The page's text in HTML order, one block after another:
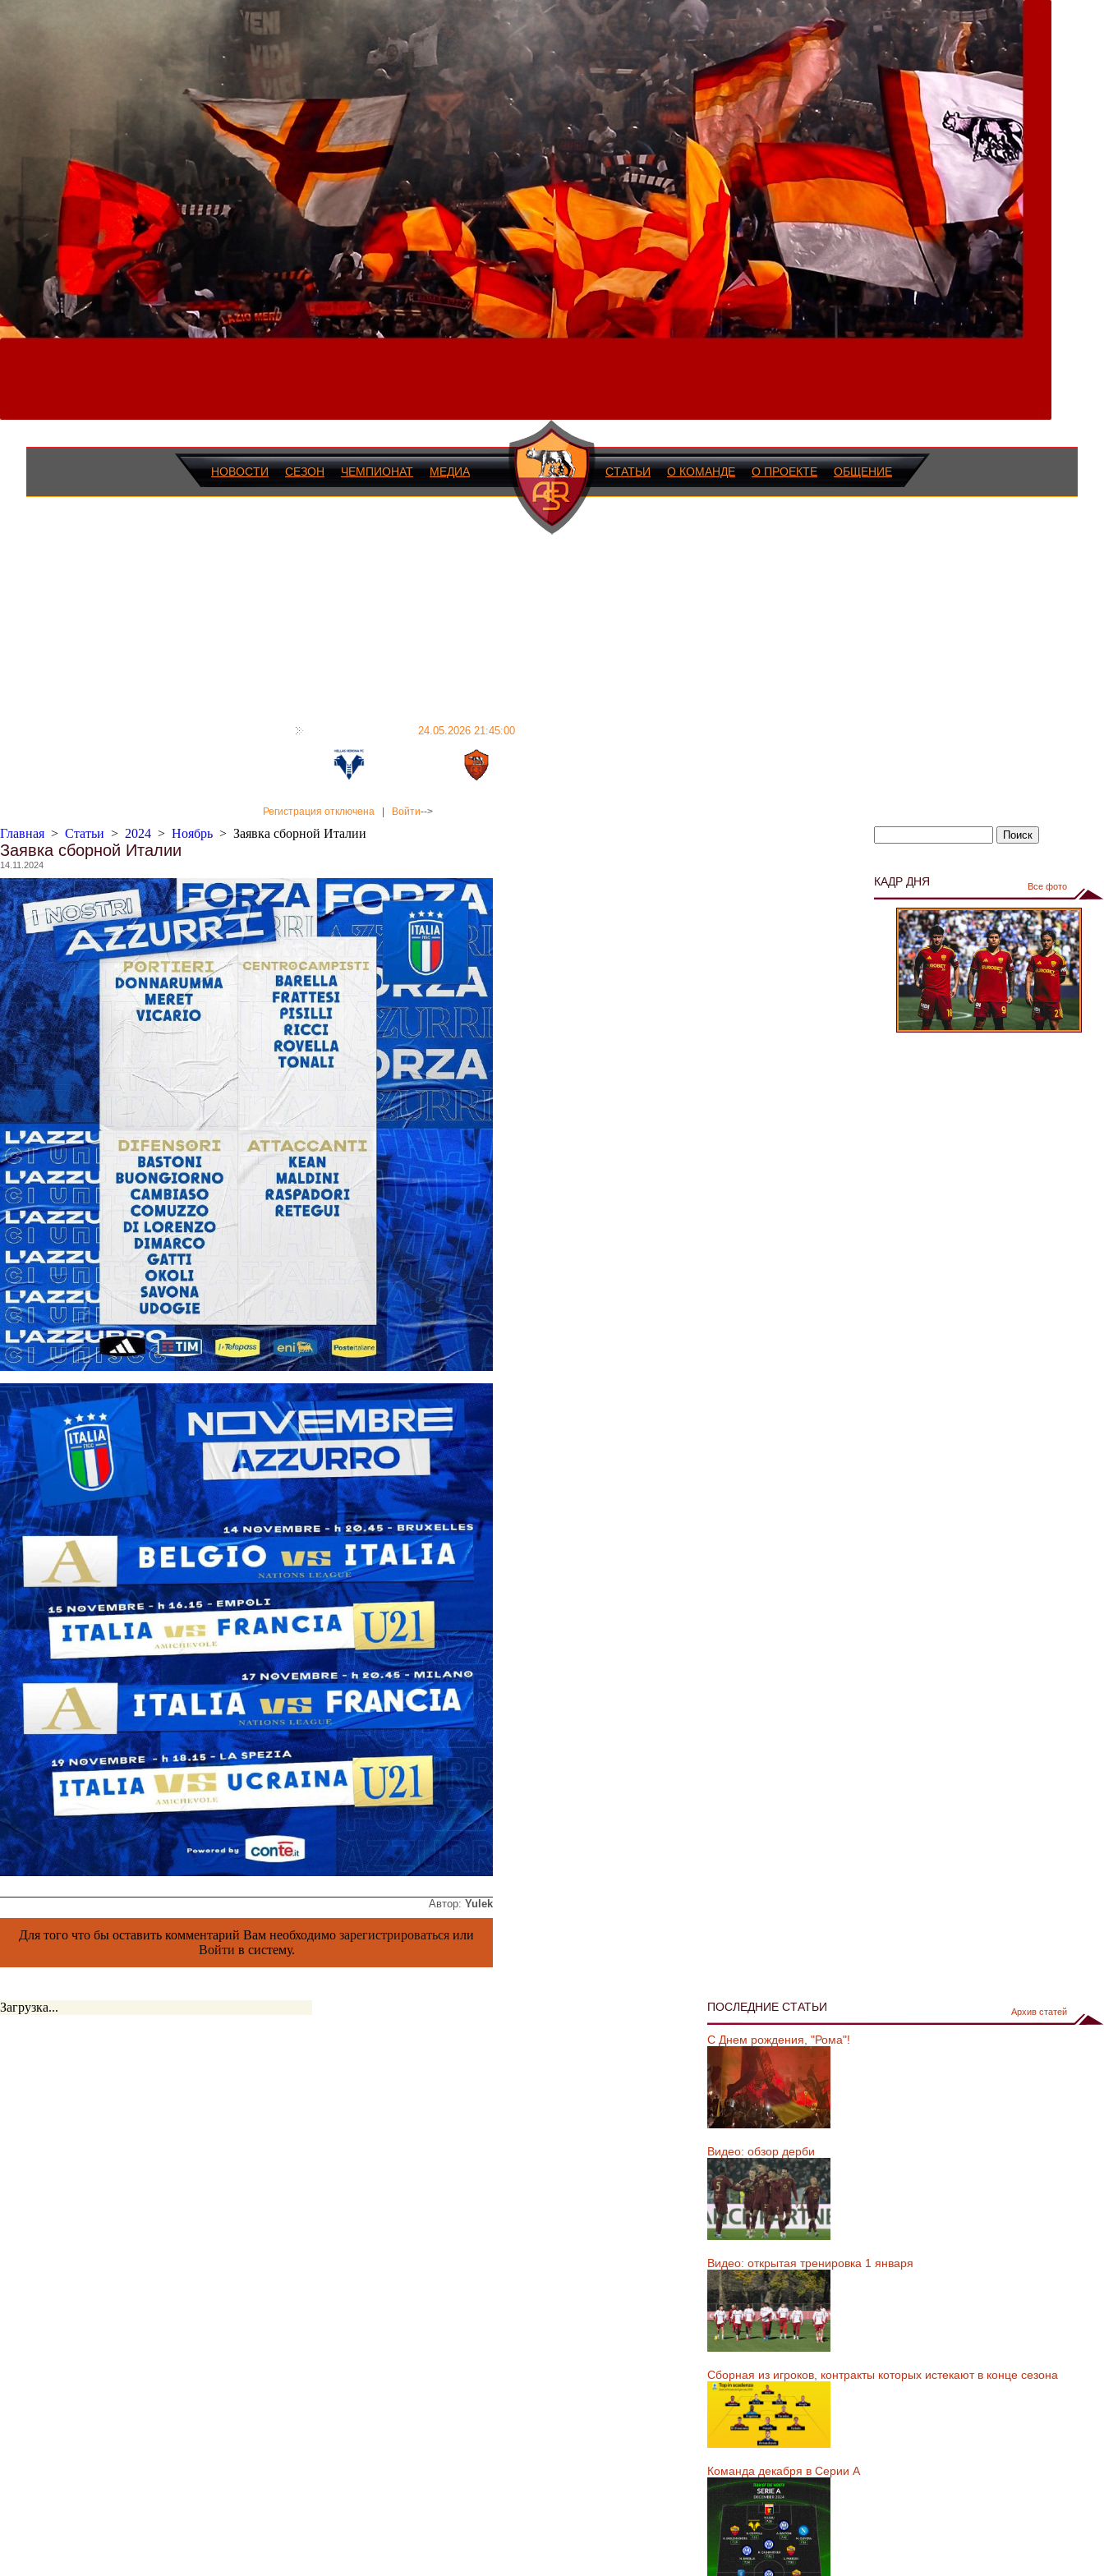
НОВОСТИ СЕЗОН ЧЕМПИОНАТ МЕДИА СТАТЬИ О КОМАНДЕ О ПРОЕКТЕ ОБЩЕНИЕ
24.05.2026 21:45:00
Регистрация отключена Войти-->
Главная > Статьи > 2024 > Ноябрь > Заявка сборной Италии
Заявка сборной Италии
14.11.2024
Автор: Yulek
Для того что бы оставить комментарий Вам необходимо зарегистрироваться или
Войти в систему.
КАДР ДНЯ Все фото
Загрузка... ПОСЛЕДНИЕ СТАТЬИ Архив статей
С Днем рождения, "Рома"!
Видео: обзор дерби
Видео: открытая тренировка 1 января
Сборная из игроков, контракты которых истекают в конце сезона
Команда декабря в Серии А